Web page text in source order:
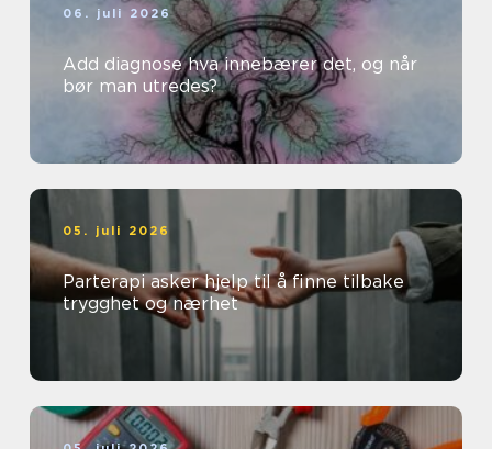
06. juli 2026
Add diagnose hva innebærer det, og når
bør man utredes?
05. juli 2026
Parterapi asker hjelp til å finne tilbake
trygghet og nærhet